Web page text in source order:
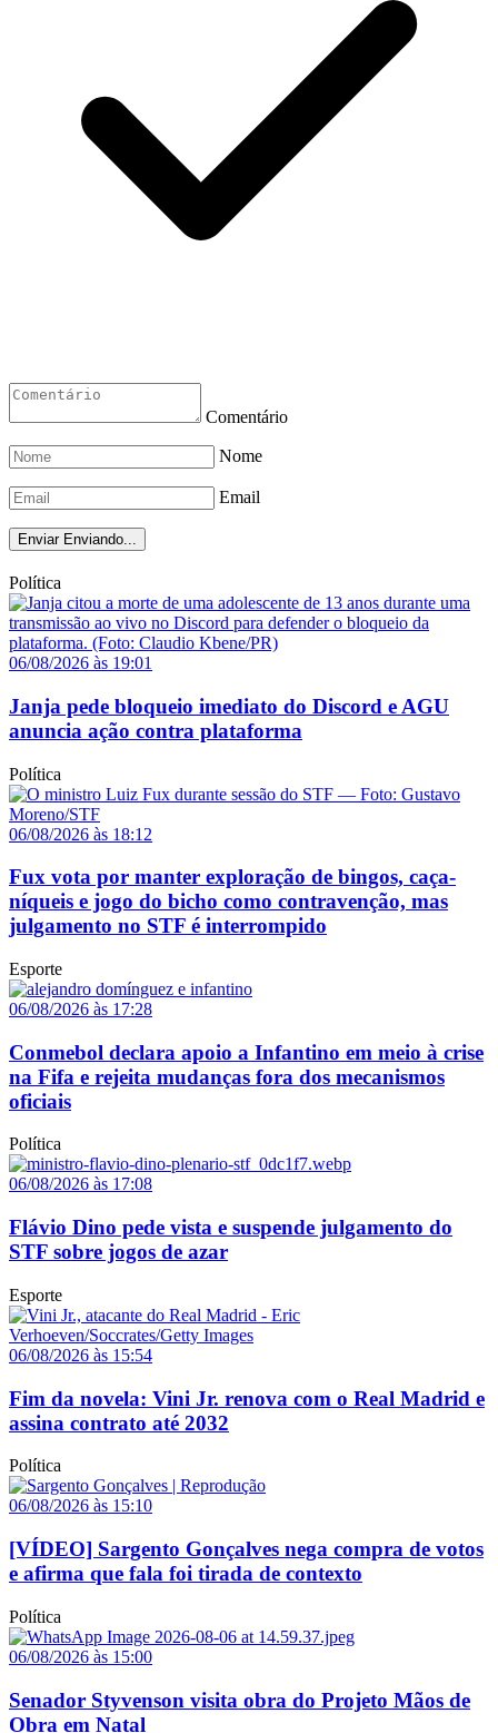
Comentário
Nome
Email
Enviar Enviando...
Política
06/08/2026 às 19:01
Janja pede bloqueio imediato do Discord e AGU
anuncia ação contra plataforma
Política
06/08/2026 às 18:12
Fux vota por manter exploração de bingos, caça-
níqueis e jogo do bicho como contravenção, mas
julgamento no STF é interrompido
Esporte
06/08/2026 às 17:28
Conmebol declara apoio a Infantino em meio à crise
na Fifa e rejeita mudanças fora dos mecanismos
oficiais
Política
06/08/2026 às 17:08
Flávio Dino pede vista e suspende julgamento do
STF sobre jogos de azar
Esporte
06/08/2026 às 15:54
Fim da novela: Vini Jr. renova com o Real Madrid e
assina contrato até 2032
Política
06/08/2026 às 15:10
[VÍDEO] Sargento Gonçalves nega compra de votos
e afirma que fala foi tirada de contexto
Política
06/08/2026 às 15:00
Senador Styvenson visita obra do Projeto Mãos de
Obra em Natal